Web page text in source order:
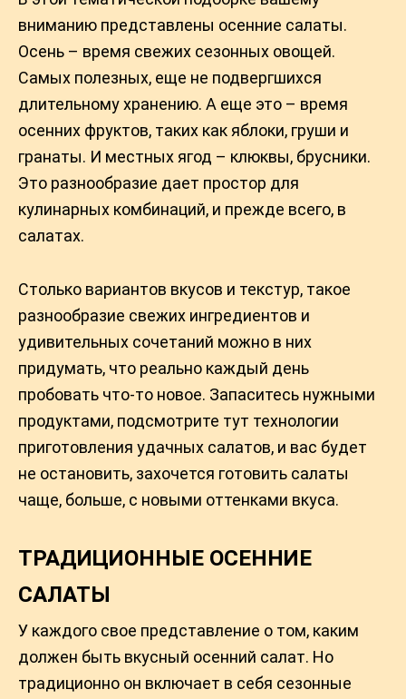
вниманию представлены осенние салаты.
Осень – время свежих сезонных овощей.
Самых полезных, еще не подвергшихся
длительному хранению. А еще это – время
осенних фруктов, таких как яблоки, груши и
гранаты. И местных ягод – клюквы, брусники.
Это разнообразие дает простор для
кулинарных комбинаций, и прежде всего, в
салатах.
Столько вариантов вкусов и текстур, такое
разнообразие свежих ингредиентов и
удивительных сочетаний можно в них
придумать, что реально каждый день
пробовать что-то новое. Запаситесь нужными
продуктами, подсмотрите тут технологии
приготовления удачных салатов, и вас будет
не остановить, захочется готовить салаты
чаще, больше, с новыми оттенками вкуса.
ТРАДИЦИОННЫЕ ОСЕННИЕ
САЛАТЫ
У каждого свое представление о том, каким
должен быть вкусный осенний салат. Но
традиционно он включает в себя сезонные